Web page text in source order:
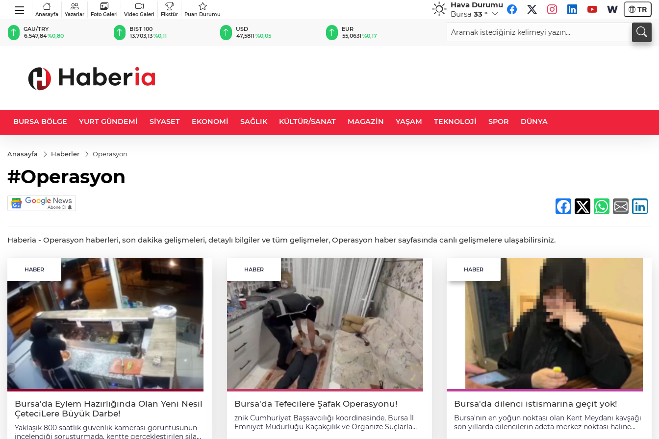
Anasayfa Yazarlar Foto Galeri Video Galeri Fikstür Puan Durumu
Hava Durumu
Bursa 33 ° TR
BIST 100
13.703,13 %0,11
USD
47,5811%0,05
EUR
55,0631 %0,17
GBP
64,2112%0,21
CHF
59,0001 %0,12
33,9600
BURSA BÖLGE YURT GÜNDEMİ SİYASET EKONOMİ SAĞLIK KÜLTÜR/SANAT MAGAZİN YAŞAM TEKNOLOJİ SPOR DÜNYA
Anasayfa Haberler Operasyon
#Operasyon
Haberia - Operasyon haberleri, son dakika gelişmeleri, detaylı bilgiler ve tüm gelişmeler, Operasyon haber sayfasında canlı gelişmelere ulaşabilirsiniz.
HABER
Bursa'da Eylem Hazırlığında Olan Yeni Nesil
ÇeteciLere Büyük Darbe!
Yaklaşık 800 saatlik güvenlik kamerası görüntüsünün
incelendiği soruşturmada, kentte gerçekleştirilen silahlı
HABER
Bursa'da Tefecilere Şafak Operasyonu!
znik Cumhuriyet Başsavcılığı koordinesinde, Bursa İl
Emniyet Müdürlüğü Kaçakçılık ve Organize Suçlarla
HABER
Bursa'da dilenci istismarına geçit yok!
Bursa'nın en yoğun noktası olan Kent Meydanı kavşağı
son yıllarda dilencilerin adeta merkez noktası haline